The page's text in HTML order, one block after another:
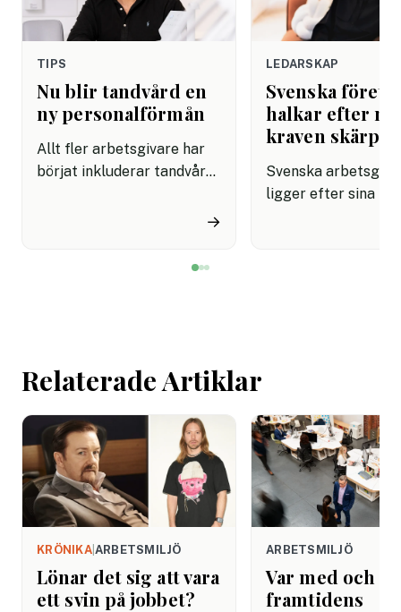
TIPS
Nu blir tandvård en
ny personalförmån
Allt fler arbetsgivare har
börjat inkluderar tandvård i
→
LEDARSKAP
Svenska
halkar efter
kraven skärps
Svenska
ligger efter sina
Relaterade Artiklar
KRÖNIKA| ARBETSMILJÖ
Lönar det sig att vara
ett svin på jobbet?
ARBETSMILJÖ
Var med och
framtidens